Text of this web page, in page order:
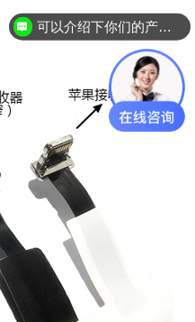
可以介绍下你们的产品么？